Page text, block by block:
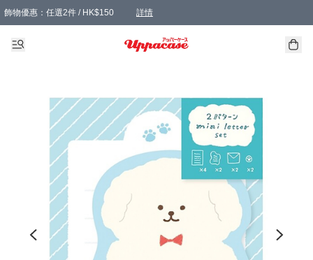
飾物優惠：任選2件 / HK$150 詳情
髮飾優惠：任選2件 / HK$100 詳情
精選襪子優惠：任選3對 / HK$115 詳情
滿額免運：本地訂單滿港幣350元可享免運費優惠